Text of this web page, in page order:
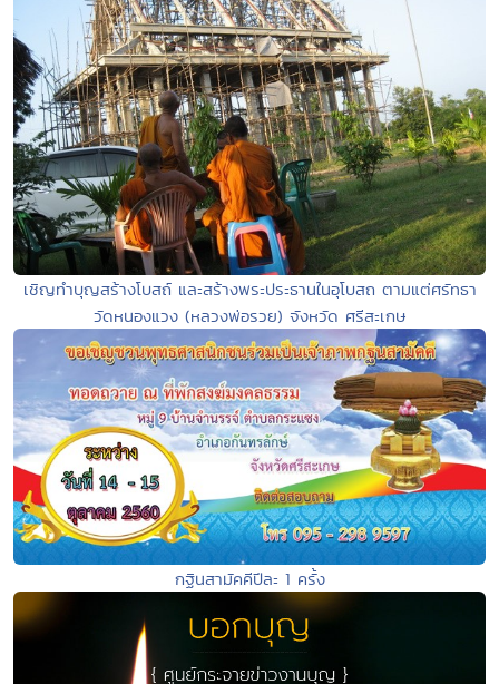
เชิญทำบุญสร้างโบสถ์ และสร้างพระประธานในอุโบสถ ตามแต่ศรัทธา
วัดหนองแวง (หลวงพ่อรวย) จังหวัด ศรีสะเกษ
กฐินสามัคคีปีละ 1 ครั้ง